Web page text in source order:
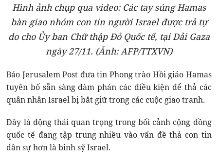
Hình ảnh chụp qua video: Các tay súng Hamas
bàn giao nhóm con tin người Israel được trả tự
do cho Ủy ban Chữ thập Đỏ Quốc tế, tại Dải Gaza
ngày 27/11. (Ảnh: AFP/TTXVN)
Báo Jerusalem Post đưa tin Phong trào Hồi giáo Hamas
tuyên bố sẵn sàng đàm phán các điều kiện để thả các
quân nhân Israel bị bắt giữ trong các cuộc giao tranh.
Đây là động thái quan trọng trong bối cảnh cộng đồng
quốc tế đang tập trung nhiều vào vấn đề thả con tin
dân sự hơn là binh sỹ Israel.